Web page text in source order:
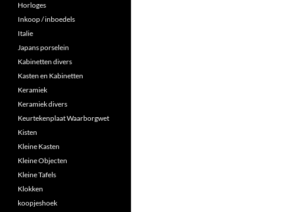
Horloges
Inkoop / inboedels
Italie
Japans porselein
Kabinetten divers
Kasten en Kabinetten
Keramiek
Keramiek divers
Keurtekenplaat Waarborgwet
Kisten
Kleine Kasten
Kleine Objecten
Kleine Tafels
Klokken
koopjeshoek